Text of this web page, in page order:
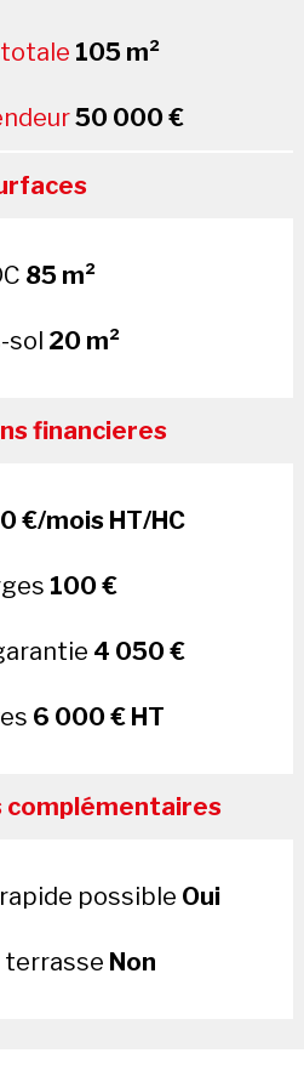
105 m²
50 000 €
85 m²
sol 20 m²
financieres
€/mois HT/HC
100 €
4 050 €
6 000 € HT
possible Oui
terrasse Non